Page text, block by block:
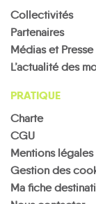
Collectivités
Partenaires
Médias et Presse
L’actualité des
PRATIQUE
Charte
CGU
Mentions légales
Gestion des
Ma fiche